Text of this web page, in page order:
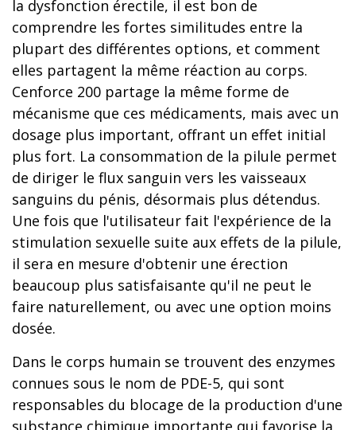
la dysfonction érectile, il est bon de
comprendre les fortes similitudes entre la
plupart des différentes options, et comment
elles partagent la même réaction au corps.
Cenforce 200 partage la même forme de
mécanisme que ces médicaments, mais avec un
dosage plus important, offrant un effet initial
plus fort. La consommation de la pilule permet
de diriger le flux sanguin vers les vaisseaux
sanguins du pénis, désormais plus détendus.
Une fois que l'utilisateur fait l'expérience de la
stimulation sexuelle suite aux effets de la pilule,
il sera en mesure d'obtenir une érection
beaucoup plus satisfaisante qu'il ne peut le
faire naturellement, ou avec une option moins
dosée.
Dans le corps humain se trouvent des enzymes
connues sous le nom de PDE-5, qui sont
responsables du blocage de la production d'une
substance chimique importante qui favorise la